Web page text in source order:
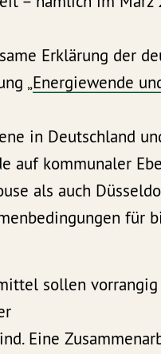
Erklärung der
„Energiewende
in Deutschland
auf kommunaler
als auch
für
sollen
Eine